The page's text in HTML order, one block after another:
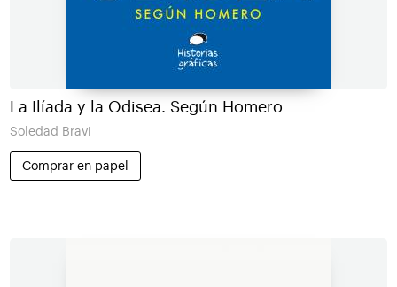
La Ilíada y la Odisea. Según Homero
Soledad Bravi
Comprar en papel